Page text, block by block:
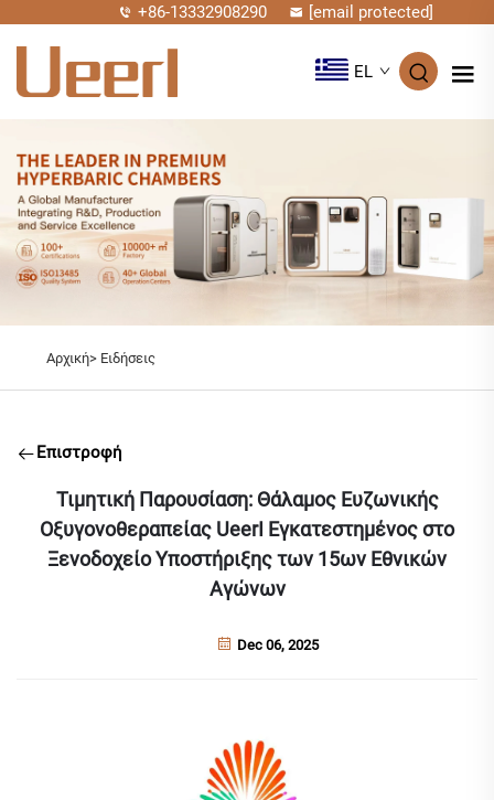
+86-13332908290 [email protected]
EL
Αρχική> Ειδήσεις
Επιστροφή
Τιμητική Παρουσίαση: Θάλαμος Ευζωνικής
Οξυγονοθεραπείας UeerI Εγκατεστημένος στο
Ξενοδοχείο Υποστήριξης των 15ων Εθνικών
Αγώνων
Dec 06, 2025